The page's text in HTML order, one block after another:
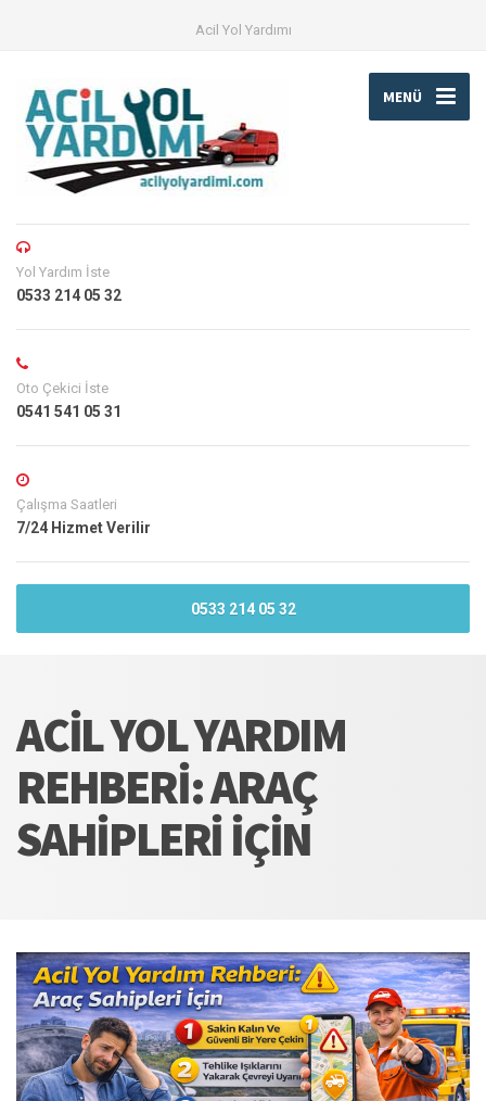
Acil Yol Yardımı
MENÜ
Yol Yardım İste
0533 214 05 32
Oto Çekici İste
0541 541 05 31
Çalışma Saatleri
7/24 Hizmet Verilir
0533 214 05 32
ACIL YOL YARDIM
REHBERI: ARAÇ
SAHIPLERI İÇIN